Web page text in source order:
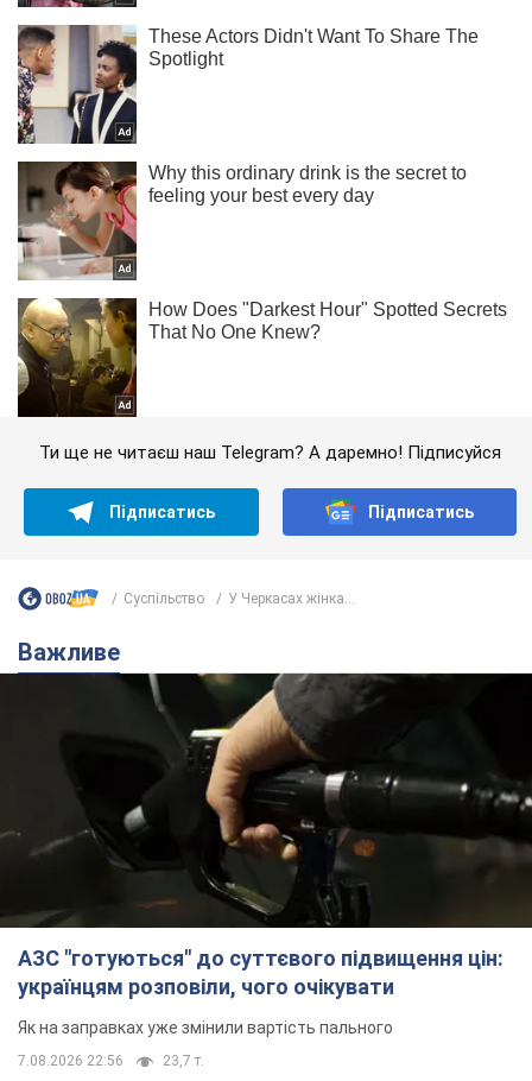
Ти ще не читаєш наш Telegram? А даремно! Підписуйся
Підписатись Підписатись
Суспільство У Черкасах жінка...
Важливе
АЗС "готуються" до суттєвого підвищення цін:
українцям розповіли, чого очікувати
Як на заправках уже змінили вартість пального
7.08.2026 22:56 23,7 т.